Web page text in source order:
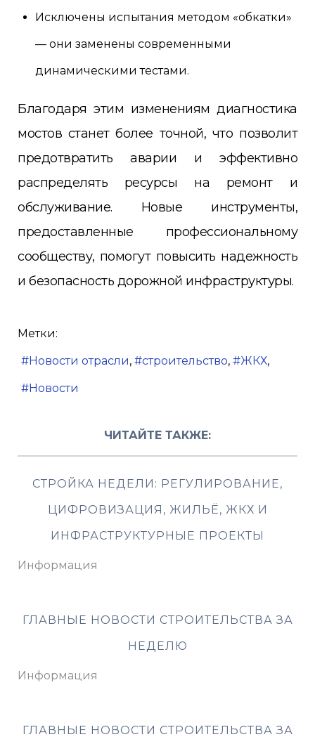
Исключены испытания методом «обкатки»
— они заменены современными
динамическими тестами.
Благодаря этим изменениям диагностика
мостов станет более точной, что позволит
предотвратить аварии и эффективно
распределять ресурсы на ремонт и
обслуживание. Новые инструменты,
предоставленные профессиональному
сообществу, помогут повысить надежность
и безопасность дорожной инфраструктуры.
Метки:
Новости отрасли строительство ЖКХ
Новости
ЧИТАЙТЕ ТАКЖЕ:
СТРОЙКА НЕДЕЛИ: РЕГУЛИРОВАНИЕ,
ЦИФРОВИЗАЦИЯ, ЖИЛЬЁ, ЖКХ И
ИНФРАСТРУКТУРНЫЕ ПРОЕКТЫ
Информация
ГЛАВНЫЕ НОВОСТИ СТРОИТЕЛЬСТВА ЗА
НЕДЕЛЮ
Информация
ГЛАВНЫЕ НОВОСТИ СТРОИТЕЛЬСТВА ЗА